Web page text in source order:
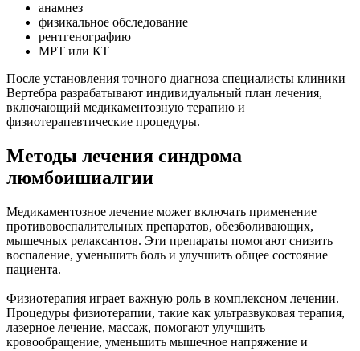
анамнез
физикальное обследование
рентгенографию
МРТ или КТ
После установления точного диагноза специалисты клиники
Вертебра разрабатывают индивидуальный план лечения,
включающий медикаментозную терапию и
физиотерапевтические процедуры.
Методы лечения синдрома
люмбоишиалгии
Медикаментозное лечение может включать применение
противовоспалительных препаратов, обезболивающих,
мышечных релаксантов. Эти препараты помогают снизить
воспаление, уменьшить боль и улучшить общее состояние
пациента.
Физиотерапия играет важную роль в комплексном лечении.
Процедуры физиотерапии, такие как ультразвуковая терапия,
лазерное лечение, массаж, помогают улучшить
кровообращение, уменьшить мышечное напряжение и